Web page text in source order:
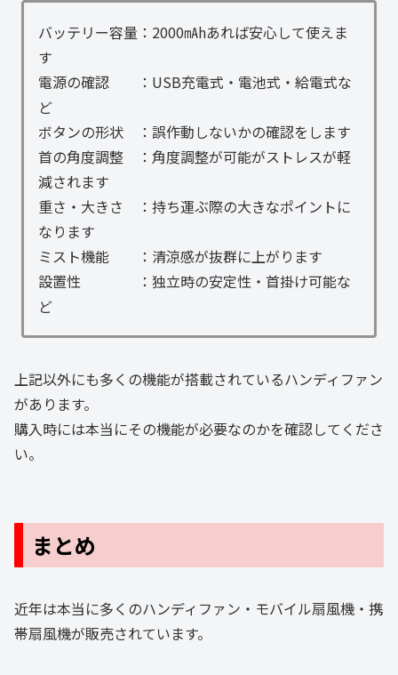
バッテリー容量：2000㎃hあれば安心して使えま
す
電源の確認 ：USB充電式・電池式・給電式な
ど
ボタンの形状 ：誤作動しないかの確認をします
首の角度調整 ：角度調整が可能がストレスが軽
減されます
重さ・大きさ ：持ち運ぶ際の大きなポイントに
なります
ミスト機能 ：清涼感が抜群に上がります
設置性 ：独立時の安定性・首掛け可能な
ど
上記以外にも多くの機能が搭載されているハンディファン
があります。
購入時には本当にその機能が必要なのかを確認してくださ
い。
まとめ
近年は本当に多くのハンディファン・モバイル扇風機・携
帯扇風機が販売されています。